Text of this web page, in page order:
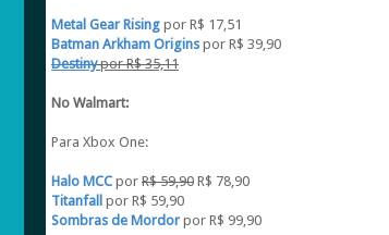
Metal Gear Rising por R$ 17,51
Batman Arkham Origins por R$ 39,90
Destinypor R$ 35,11
No Walmart:
Para Xbox One:
Halo MCC por R$ 59,90 R$ 78,90
Titanfall por R$ 59,90
Sombras de Mordor por R$ 99,90